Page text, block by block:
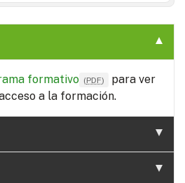
formativo (PDF)
para ver
a la formación.